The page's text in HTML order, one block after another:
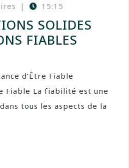
| 15:15
SOLIDES
FIABLES
d’Être Fiable
Fiable La fiabilité est une
tous les aspects de la